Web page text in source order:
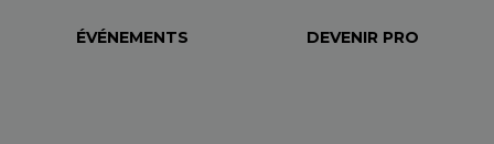
ÉVÉNEMENTS DEVENIR PRO